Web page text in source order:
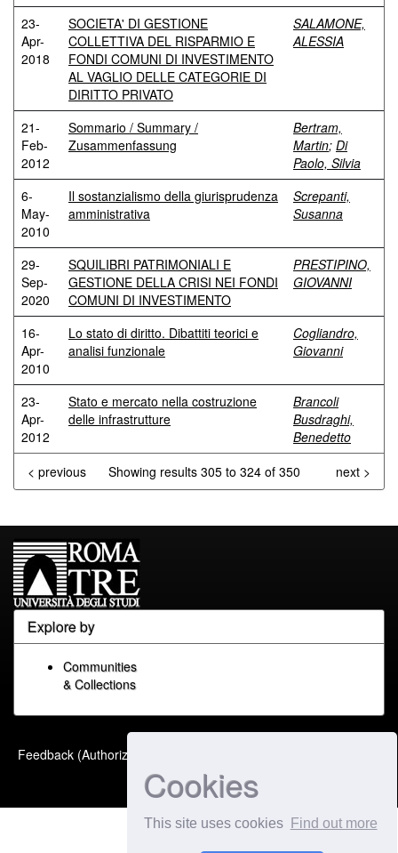
Cookies
This site uses cookies Find out more
23-
Apr-
2018
SOCIETA' DI GESTIONE
COLLETTIVA DEL RISPARMIO E
FONDI COMUNI DI INVESTIMENTO
AL VAGLIO DELLE CATEGORIE DI
DIRITTO PRIVATO
SALAMONE,
ALESSIA
21-
Feb-
2012
Sommario / Summary /
Zusammenfassung
Bertram,
Martin; Di
Paolo, Silvia
6-
May-
2010
Il sostanzialismo della giurisprudenza
amministrativa
Screpanti,
Susanna
29-
Sep-
2020
SQUILIBRI PATRIMONIALI E
GESTIONE DELLA CRISI NEI FONDI
COMUNI DI INVESTIMENTO
PRESTIPINO,
GIOVANNI
16-
Apr-
2010
Lo stato di diritto. Dibattiti teorici e
analisi funzionale
Cogliandro,
Giovanni
23-
Apr-
2012
Stato e mercato nella costruzione
delle infrastrutture
Brancoli
Busdraghi,
Benedetto
Showing results 305 to 324 of 350
< previous next >
Explore by
Communities
& Collections
Feedback (Authorized Only)
optimized by